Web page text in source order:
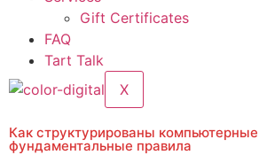
Gift Certificates
FAQ
Tart Talk
X
Как структурированы
фундаментальные правила